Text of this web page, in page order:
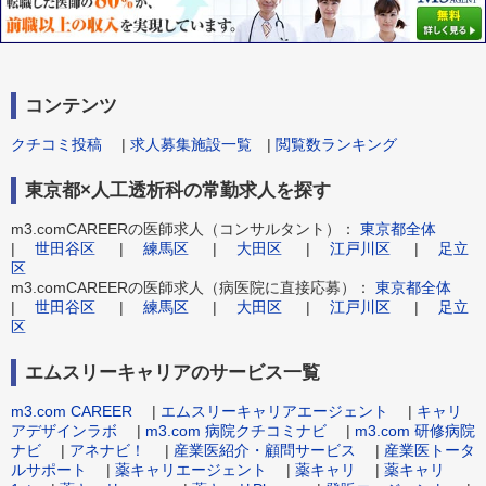
コンテンツ
クチコミ投稿 | 求人募集施設一覧 | 閲覧数ランキング
東京都×人工透析科の常勤求人を探す
m3.comCAREERの医師求人（コンサルタント）： 東京都全体
| 世田谷区 | 練馬区 | 大田区 | 江戸川区 |
足立
区
m3.comCAREERの医師求人（病医院に直接応募）： 東京都全体
| 世田谷区 | 練馬区 | 大田区 | 江戸川区 |
足立
区
エムスリーキャリアのサービス一覧
m3.com CAREER | エムスリーキャリアエージェント | キャリ
アデザインラボ | m3.com 病院クチコミナビ | m3.com 研修病院
ナビ | アネナビ！ | 産業医紹介・顧問サービス | 産業医トータ
ルサポート
| 薬キャリエージェント | 薬キャリ | 薬キャリ